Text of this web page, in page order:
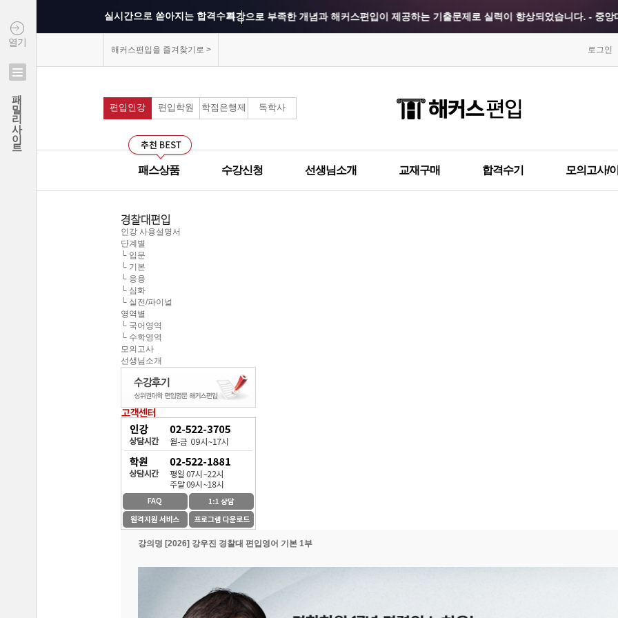
열기
패밀리사이트
실시간으로 쏟아지는 합격수기특강으로 부족한 개념과 해커스편입이 제공하는 기출문제로 실력이 향상되었습니다. - 중앙
상위권 학교의 출제 스타일에 따른 모의고사를 미리 체험해볼 수 있어 좋았습니다. - 경희대
커리큘럼이 보기 쉽게 되어있어 처음부터 차근차근 공부할 수 있었습니다. - 건국대 합격생
선생님과의 카톡 질의응답이 큰 도움이 되었습니다. - 단국대 합격생 김**
온라인 수강생들도 뒤처지지 않게 탄탄한 커리큘럼이 해커스에 있습니다. - 건국대 합격생 김
스타강사진의 강의가 폭 넓게 제공되어, 직접 선택해 들을 수 있었습니다. - 한양대 합격생 김
환급이라는 조건이 합격에 대한 동기부여를 주었습니다. - 건국대 합격생 여**
수강제한이 없어 자신에게 맞는 선생님을 선택할 수 있는 것이 좋았습니다. - 중앙대 합격생
방대한 자료와 데이터는 어느 곳에서도 얻을 수 없는 해커스만의 장점입니다. - 중앙대 합격
중간에 정리된 자료를 업로드해주셔서 너무 좋았습니다. - 성균관대 합격생 김**
건국대학교 최종합격 이*준
한양대학교 최종합격 김*현 건국대학교 최종합격 김*국
중앙대학교 최종합격 이*영
건국대학교 최종합격 정*훈
이화여자대학교 최종합격 신*정 중앙대학교 최종합격 김*정
서울시립대학교 최종합격 한*현
홍익대학교 최종합격 김*영
중앙대학교 최종합격 김*현
한국외국어대학교 최종합격 김*진
중앙대학교 최종합격 한*현
연세대학교 최종합격 김*진
건국대학교 최종합격 이*준
성균관대학교 최종합격 정*림
중앙대학교 최종합격 이*영
건국대학교 최종합격 정*훈
이화여자대학교 최종합격 김*현
중앙대학교 최종합격 이*준
서울시립대학교 최종합격 한*현
홍익대학교 최종합격 김*영
중앙대학교 최종합격 김*현
한국외국어대학교 최종합격 김*진
해커스편입을 즐겨찾기로 > 로그인
편입인강 편입학원 학점은행제 독학사
패스상품 수강신청 선생님소개 교재구매 합격수기 모의고사/
인강 사용설명서
단계별
└ 입문
└ 기본
└ 응용
└ 심화
└ 실전/파이널
영역별
└ 국어영역
└ 수학영역
모의고사
선생님소개
강의명 [2026] 강우진 경찰대 편입영어 기본 1부